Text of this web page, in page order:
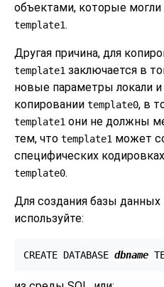
объектами, которые
template1.
Другая причина, для
template1 заключается в
новые параметры локали
копировании template0, в
template1 они не должны
тем, что template1 может
специфических
template0.
Для создания базы данных
используйте:
CREATE DATABASE dbname